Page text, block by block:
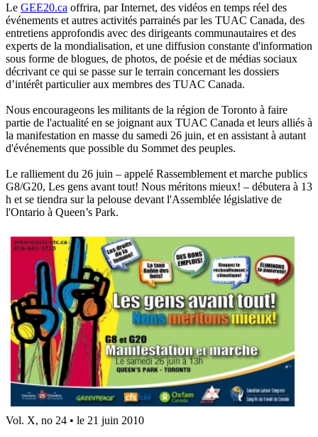
Le GEE20.ca offrira, par Internet, des vidéos en temps réel des
événements et autres activités parrainés par les TUAC Canada, des
entretiens approfondis avec des dirigeants communautaires et des
experts de la mondialisation, et une diffusion constante d'information
sous forme de blogues, de photos, de poésie et de médias sociaux
décrivant ce qui se passe sur le terrain concernant les dossiers
d’intérêt particulier aux membres des TUAC Canada.
Nous encourageons les militants de la région de Toronto à faire
partie de l'actualité en se joignant aux TUAC Canada et leurs alliés à
la manifestation en masse du samedi 26 juin, et en assistant à autant
d'événements que possible du Sommet des peuples.
Le ralliement du 26 juin – appelé Rassemblement et marche publics
G8/G20, Les gens avant tout! Nous méritons mieux! – débutera à 13
h et se tiendra sur la pelouse devant l'Assemblée législative de
l'Ontario à Queen’s Park.
Vol. X, no 24 • le 21 juin 2010